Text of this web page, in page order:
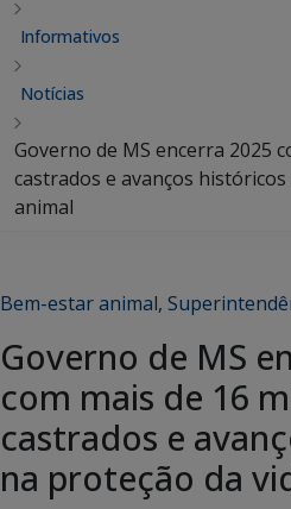
Informativos
Notícias
Governo de MS encerra 2025
castrados e avanços
animal
Bem-estar animal,
Governo de MS
com mais de 16
castrados e
na proteção da